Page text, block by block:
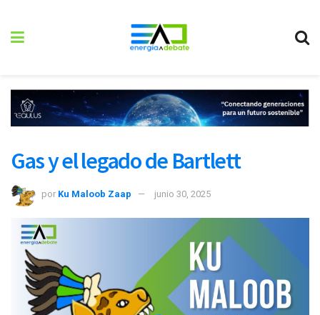
Gas y el legado de Bartlett
por Ku Maloob Zaap junio 30, 2025